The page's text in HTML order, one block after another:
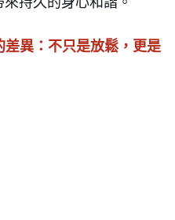
差異：不只是放鬆，更是